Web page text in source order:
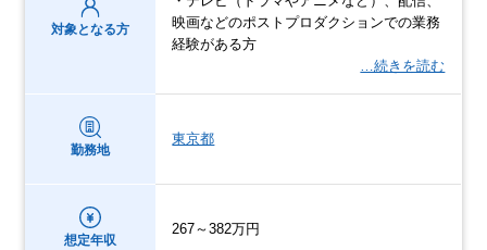
対象となる方
映画などのポストプロダクションでの業務
経験がある方
…続きを読む
勤務地
東京都
想定年収
267～382万円